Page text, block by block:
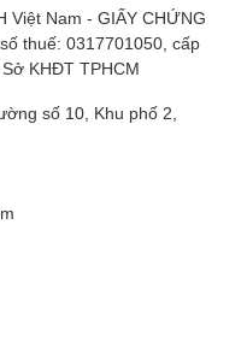
Việt Nam - GIẤY CHỨNG
thuế: 0317701050, cấp
KHĐT TPHCM
số 10, Khu phố 2,